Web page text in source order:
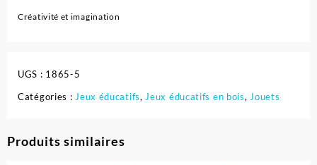
Créativité et imagination
UGS : 1865-5
Catégories : Jeux éducatifs, Jeux éducatifs en bois, Jouets
Produits similaires